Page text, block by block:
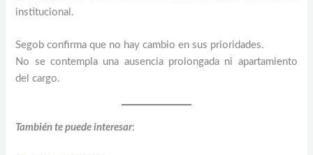
institucional.
Segob confirma que no hay cambio en sus prioridades.
No se contempla una ausencia prolongada ni apartamiento
del cargo.
También te puede interesar: